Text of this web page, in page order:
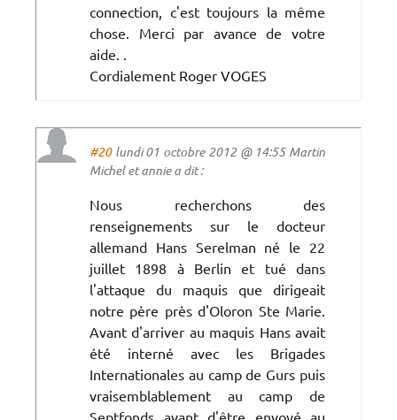
connection, c'est toujours la même
chose. Merci par avance de votre
aide. .
Cordialement Roger VOGES
#20lundi 01 octobre 2012 @ 14:55 Martin
Michel et annie a dit :
Nous recherchons des
renseignements sur le docteur
allemand Hans Serelman né le 22
juillet 1898 à Berlin et tué dans
l'attaque du maquis que dirigeait
notre père près d'Oloron Ste Marie.
Avant d'arriver au maquis Hans avait
été interné avec les Brigades
Internationales au camp de Gurs puis
vraisemblablement au camp de
Septfonds avant d'être envoyé au